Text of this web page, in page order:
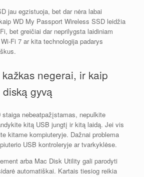
jau egzistuoja, bet dar nėra labai
WD My Passport Wireless SSD leidžia
bet greičiai dar neprilygsta laidiniam
Fi 7 ar kita technologija padarys
negerai, ir kaip
gyvą
nebeatpažįstamas, nepulkite
kitą USB jungtį ir kitą laidą. Jei vis
kitame kompiuteryje. Dažnai problema
USB kontroleryje ar tvarkyklėse.
arba Mac Disk Utility gali parodyti
automatiškai. Kartais tiesiog reikia